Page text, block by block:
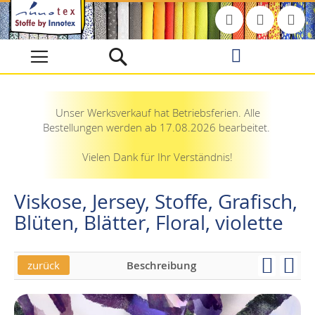
Direkt
zum
Inhalt
Unser Werksverkauf hat Betriebsferien. Alle
Bestellungen werden ab 17.08.2026 bearbeitet.
Vielen Dank für Ihr Verständnis!
Viskose, Jersey, Stoffe, Grafisch,
Blüten, Blätter, Floral, violette
zurück Beschreibung
Skip
Skip